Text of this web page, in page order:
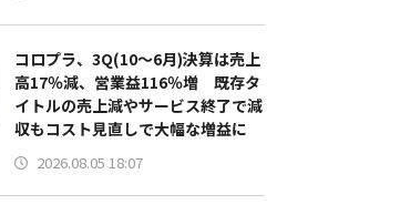
コロプラ、3Q(10～6月)決算は売上
高17％減、営業益116％増 既存タ
イトルの売上減やサービス終了で減
収もコスト見直しで大幅な増益に
2026.08.05 18:07